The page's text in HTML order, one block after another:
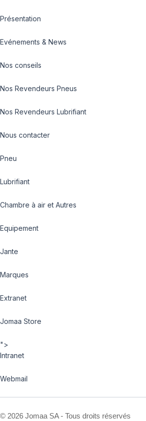
Présentation
Evénements & News
Nos conseils
Nos Revendeurs Pneus
Nos Revendeurs Lubrifiant
Nous contacter
Pneu
Lubrifiant
Chambre à air et Autres
Equipement
Jante
Marques
Extranet
Jomaa Store
">
Intranet
Webmail
© 2026 Jomaa SA - Tous droits réservés